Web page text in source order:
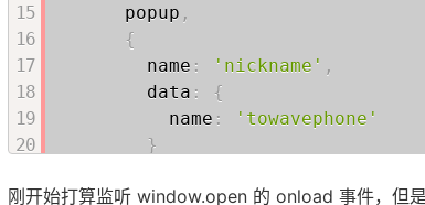
      popup
,
{
        name
: 'nickname' ,
        data
:
{
          name
:
'towavephone'
}
'http://127.0.0.1:10001'
刚开始打算监听 window.open 的 onload 事件，但